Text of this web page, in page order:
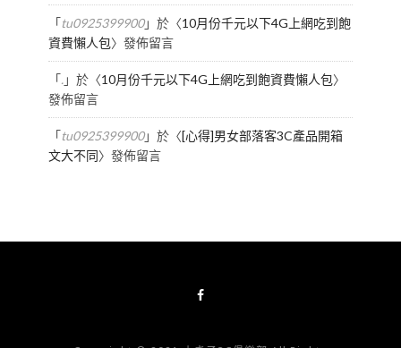
「tu0925399900」於〈10月份千元以下4G上網吃到飽
資費懶人包〉發佈留言
「.」於〈10月份千元以下4G上網吃到飽資費懶人包〉
發佈留言
「tu0925399900」於〈[心得]男女部落客3C產品開箱
文大不同〉發佈留言